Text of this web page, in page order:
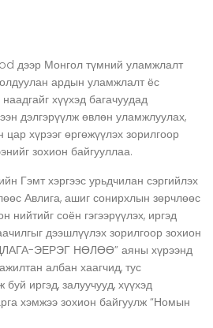
дээр Монгол түмний уламжлалт
ардын уламжлалт ёс
хүүхэд багачуудад
дэлгэрүүлж өвлөн уламжлуулах,
цар хүрээг өргөжүүлэх зорилгоор
зохион байгууллаа.
Гэмт хэргээс урьдчилан сэргийлэх
Авлига, ашиг сонирхлын зөрчлөөс
нийтийг соён гэгээрүүлэх, иргэд
дээшлүүлэх зорилгоор зохион
ЭЕРЭГ НӨЛӨӨ” аяны хүрээнд
албан хаагчид, тус
иргэд, залуучууд, хүүхэд
хэмжээ зохион байгуулж “Номын